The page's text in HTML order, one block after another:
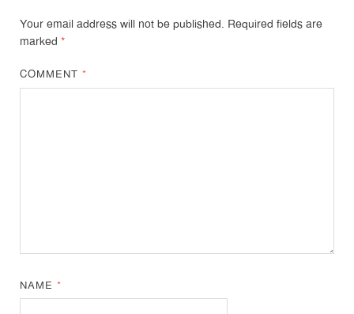
Your email address will not be published. Required fields are
marked *
COMMENT*
NAME*